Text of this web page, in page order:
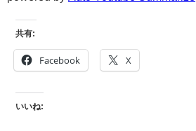
共有:
Facebook X
いいね: